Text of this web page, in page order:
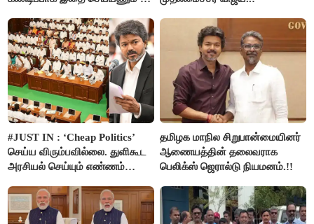
#JUST IN : ‘Cheap Politics’
செய்ய விரும்பவில்லை. துளிகூட
அரசியல் செய்யும் எண்ணம்
விஜய் பதில்!
தமிழக மாநில சிறுபான்மையினர்
ஆணையத்தின் தலைவராக
பெலிக்ஸ் ஜெரால்டு நியமனம்.!!